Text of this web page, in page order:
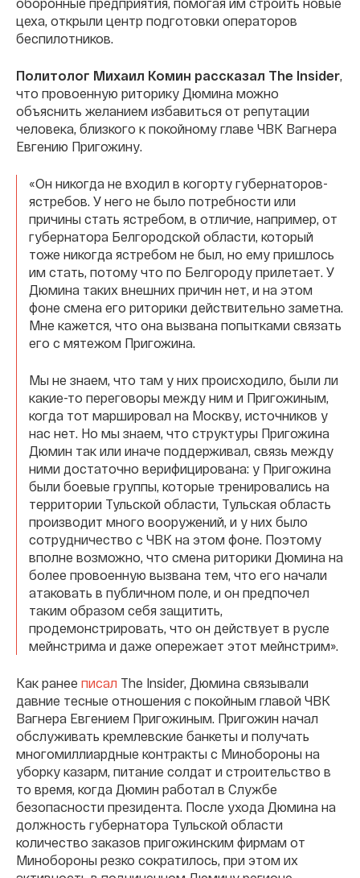
оборонные предприятия, помогая им строить новые
цеха, открыли центр подготовки операторов
беспилотников.
Политолог Михаил Комин рассказал The Insider,
что провоенную риторику Дюмина можно
объяснить желанием избавиться от репутации
человека, близкого к покойному главе ЧВК Вагнера
Евгению Пригожину.
«Он никогда не входил в когорту губернаторов-
ястребов. У него не было потребности или
причины стать ястребом, в отличие, например, от
губернатора Белгородской области, который
тоже никогда ястребом не был, но ему пришлось
им стать, потому что по Белгороду прилетает. У
Дюмина таких внешних причин нет, и на этом
фоне смена его риторики действительно заметна.
Мне кажется, что она вызвана попытками связать
его с мятежом Пригожина.
Мы не знаем, что там у них происходило, были ли
какие-то переговоры между ним и Пригожиным,
когда тот маршировал на Москву, источников у
нас нет. Но мы знаем, что структуры Пригожина
Дюмин так или иначе поддерживал, связь между
ними достаточно верифицирована: у Пригожина
были боевые группы, которые тренировались на
территории Тульской области, Тульская область
производит много вооружений, и у них было
сотрудничество с ЧВК на этом фоне. Поэтому
вполне возможно, что смена риторики Дюмина на
более провоенную вызвана тем, что его начали
атаковать в публичном поле, и он предпочел
таким образом себя защитить,
продемонстрировать, что он действует в русле
мейнстрима и даже опережает этот мейнстрим».
Как ранее писал The Insider, Дюмина связывали
давние тесные отношения с покойным главой ЧВК
Вагнера Евгением Пригожиным. Пригожин начал
обслуживать кремлевские банкеты и получать
многомиллиардные контракты с Минобороны на
уборку казарм, питание солдат и строительство в
то время, когда Дюмин работал в Службе
безопасности президента. После ухода Дюмина на
должность губернатора Тульской области
количество заказов пригожинским фирмам от
Минобороны резко сократилось, при этом их